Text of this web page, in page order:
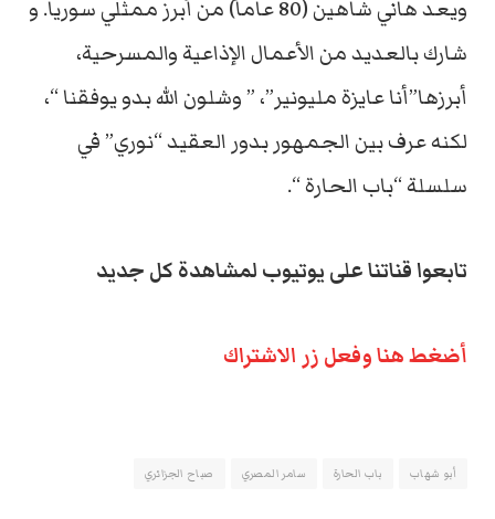
ويعد هاني شاهين (80 عاماً) من أبرز ممثلي سوريا. و
شارك بالعديد من الأعمال الإذاعية والمسرحية،
أبرزها”أنا عايزة مليونير”، ” وشلون الله بدو يوفقنا “،
لكنه عرف بين الجمهور بدور العقيد “نوري” في
سلسلة “باب الحارة “.
تابعوا قناتنا على يوتيوب لمشاهدة كل جديد
أضغط هنا وفعل زر الاشتراك
أبو شهاب باب الحارة سامر المصري صباح الجزائري